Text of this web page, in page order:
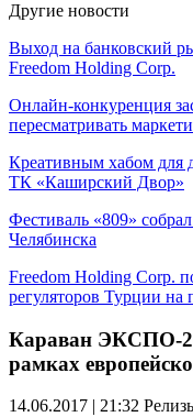
Другие новости
Выход на банковский
Freedom Holding Corp.
Онлайн-конкуренция
пересматривать
Креативным хабом для
ТК «Каширский Двор»
Фестиваль «809»
Челябинска
Freedom Holding Corp.
регуляторов Турции на
Караван ЭКСПО-
рамках
14.06.2017 | 21:32